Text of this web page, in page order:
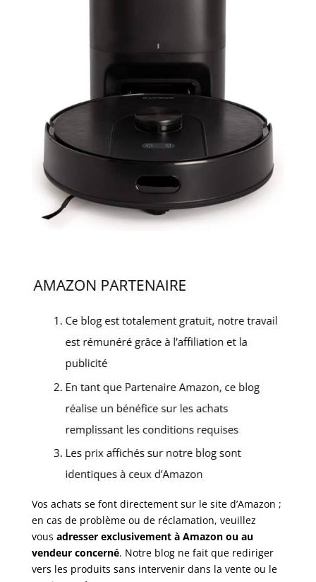
Vos achats se font directement sur le site d’Amazon ;
en cas de problème ou de réclamation, veuillez
vous adresser exclusivement à Amazon ou au
vendeur concerné. Notre blog ne fait que rediriger
vers les produits sans intervenir dans la vente ou le